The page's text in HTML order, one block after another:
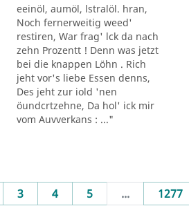
eeinöl, aumöl, lstralöl. hran,
Noch fernerweitig weed'
restiren, War frag' lck da nach
zehn Prozentt ! Denn was jetzt
bei die knappen Löhn . Rich
jeht vor's liebe Essen denns,
Des jeht zur iold 'nen
öundcrtzehne, Da hol' ick mir
vom Auvverkans : ..."
3 4 5 ... 1277